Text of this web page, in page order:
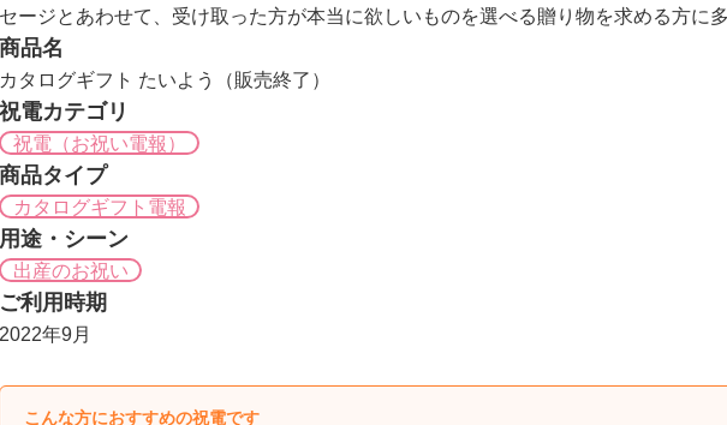
セージとあわせて、受け取った方が本当に欲しいものを選べる贈り物を求める方に
商品名
カタログギフト たいよう（販売終了）
祝電カテゴリ
祝電（お祝い電報）
商品タイプ
カタログギフト電報
用途・シーン
出産のお祝い
ご利用時期
2022年9月
こんな方におすすめの祝電です